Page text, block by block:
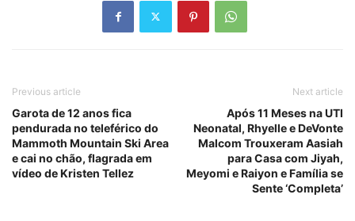
Previous article
Garota de 12 anos fica
pendurada no teleférico do
Mammoth Mountain Ski Area
e cai no chão, flagrada em
vídeo de Kristen Tellez
Next article
Após 11 Meses na UTI
Neonatal, Rhyelle e DeVonte
Malcom Trouxeram Aasiah
para Casa com Jiyah,
Meyomi e Raiyon e Família se
Sente ‘Completa’